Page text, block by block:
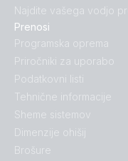
Prenosi
Programska oprema
Priročniki za uporabo
Podatkovni listi
Tehnične informacije
Sheme sistemov
Dimenzije ohišij
Brošure
Najdite vašega vodjo